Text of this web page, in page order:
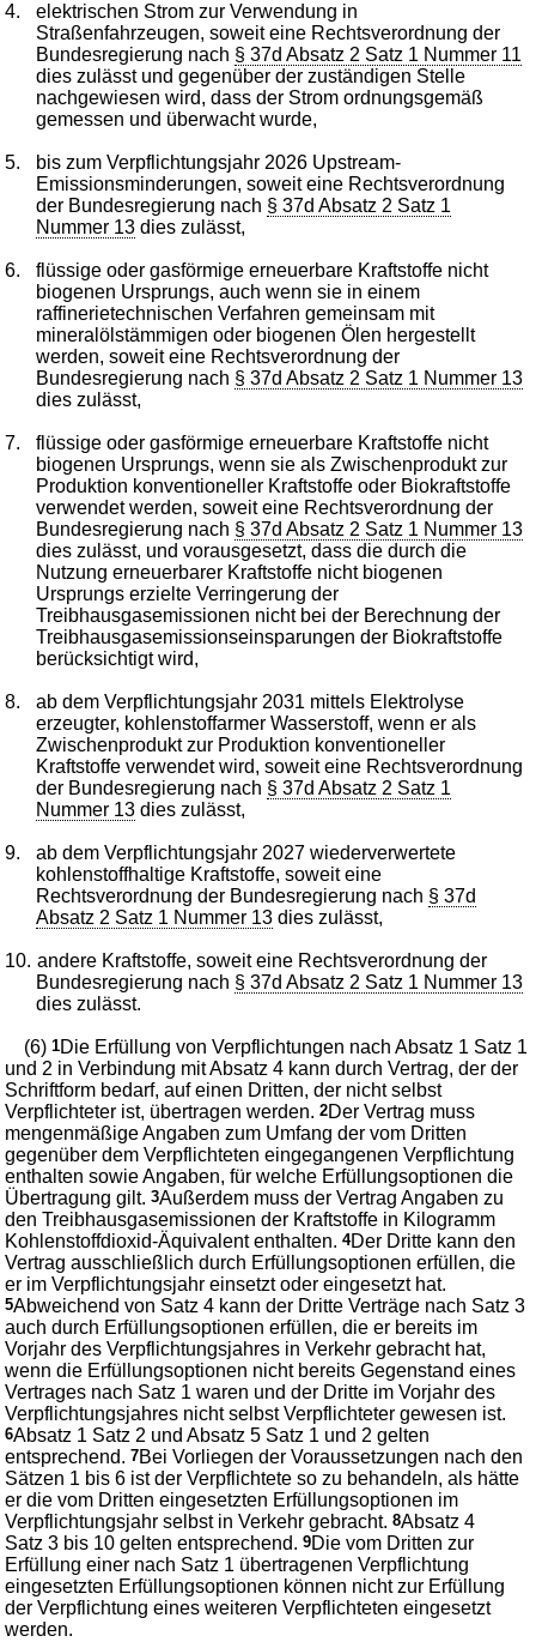
4.
elektrischen Strom zur Verwendung in
Straßenfahrzeugen, soweit eine Rechtsverordnung der
Bundesregierung nach § 37d Absatz 2 Satz 1 Nummer 11
dies zulässt und gegenüber der zuständigen Stelle
nachgewiesen wird, dass der Strom ordnungsgemäß
gemessen und überwacht wurde,
5.
bis zum Verpflichtungsjahr 2026 Upstream-
Emissionsminderungen, soweit eine Rechtsverordnung
der Bundesregierung nach § 37d Absatz 2 Satz 1
Nummer 13 dies zulässt,
6.
flüssige oder gasförmige erneuerbare Kraftstoffe nicht
biogenen Ursprungs, auch wenn sie in einem
raffinerietechnischen Verfahren gemeinsam mit
mineralölstämmigen oder biogenen Ölen hergestellt
werden, soweit eine Rechtsverordnung der
Bundesregierung nach § 37d Absatz 2 Satz 1 Nummer 13
dies zulässt,
7.
flüssige oder gasförmige erneuerbare Kraftstoffe nicht
biogenen Ursprungs, wenn sie als Zwischenprodukt zur
Produktion konventioneller Kraftstoffe oder Biokraftstoffe
verwendet werden, soweit eine Rechtsverordnung der
Bundesregierung nach § 37d Absatz 2 Satz 1 Nummer 13
dies zulässt, und vorausgesetzt, dass die durch die
Nutzung erneuerbarer Kraftstoffe nicht biogenen
Ursprungs erzielte Verringerung der
Treibhausgasemissionen nicht bei der Berechnung der
Treibhausgasemissionseinsparungen der Biokraftstoffe
berücksichtigt wird,
8.
ab dem Verpflichtungsjahr 2031 mittels Elektrolyse
erzeugter, kohlenstoffarmer Wasserstoff, wenn er als
Zwischenprodukt zur Produktion konventioneller
Kraftstoffe verwendet wird, soweit eine Rechtsverordnung
der Bundesregierung nach § 37d Absatz 2 Satz 1
Nummer 13 dies zulässt,
9.
ab dem Verpflichtungsjahr 2027 wiederverwertete
kohlenstoffhaltige Kraftstoffe, soweit eine
Rechtsverordnung der Bundesregierung nach § 37d
Absatz 2 Satz 1 Nummer 13 dies zulässt,
10. andere Kraftstoffe, soweit eine Rechtsverordnung der
Bundesregierung nach § 37d Absatz 2 Satz 1 Nummer 13
dies zulässt.
(6)1Die Erfüllung von Verpflichtungen nach Absatz 1 Satz 1
und 2 in Verbindung mit Absatz 4 kann durch Vertrag, der der
Schriftform bedarf, auf einen Dritten, der nicht selbst
Verpflichteter ist, übertragen werden.2Der Vertrag muss
mengenmäßige Angaben zum Umfang der vom Dritten
gegenüber dem Verpflichteten eingegangenen Verpflichtung
enthalten sowie Angaben, für welche Erfüllungsoptionen die
Übertragung gilt.3Außerdem muss der Vertrag Angaben zu
den Treibhausgasemissionen der Kraftstoffe in Kilogramm
Kohlenstoffdioxid-Äquivalent enthalten.4Der Dritte kann den
Vertrag ausschließlich durch Erfüllungsoptionen erfüllen, die
er im Verpflichtungsjahr einsetzt oder eingesetzt hat.
5Abweichend von Satz 4 kann der Dritte Verträge nach Satz 3
auch durch Erfüllungsoptionen erfüllen, die er bereits im
Vorjahr des Verpflichtungsjahres in Verkehr gebracht hat,
wenn die Erfüllungsoptionen nicht bereits Gegenstand eines
Vertrages nach Satz 1 waren und der Dritte im Vorjahr des
Verpflichtungsjahres nicht selbst Verpflichteter gewesen ist.
6Absatz 1 Satz 2 und Absatz 5 Satz 1 und 2 gelten
entsprechend.7Bei Vorliegen der Voraussetzungen nach den
Sätzen 1 bis 6 ist der Verpflichtete so zu behandeln, als hätte
er die vom Dritten eingesetzten Erfüllungsoptionen im
Verpflichtungsjahr selbst in Verkehr gebracht.8Absatz 4
Satz 3 bis 10 gelten entsprechend.9Die vom Dritten zur
Erfüllung einer nach Satz 1 übertragenen Verpflichtung
eingesetzten Erfüllungsoptionen können nicht zur Erfüllung
der Verpflichtung eines weiteren Verpflichteten eingesetzt
werden.